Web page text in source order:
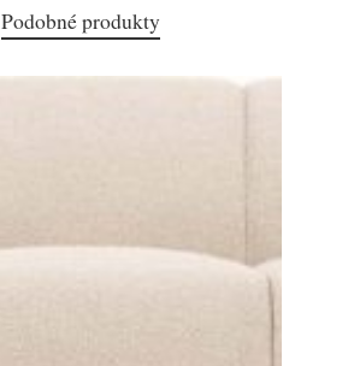
Podobné produkty